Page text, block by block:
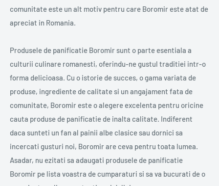
comunitate este un alt motiv pentru care Boromir este atat de
apreciat in Romania.
Produsele de panificatie Boromir sunt o parte esentiala a
culturii culinare romanesti, oferindu-ne gustul traditiei intr-o
forma delicioasa. Cu o istorie de succes, o gama variata de
produse, ingrediente de calitate si un angajament fata de
comunitate, Boromir este o alegere excelenta pentru oricine
cauta produse de panificatie de inalta calitate. Indiferent
daca sunteti un fan al painii albe clasice sau dornici sa
incercati gusturi noi, Boromir are ceva pentru toata lumea.
Asadar, nu ezitati sa adaugati produsele de panificatie
Boromir pe lista voastra de cumparaturi si sa va bucurati de o